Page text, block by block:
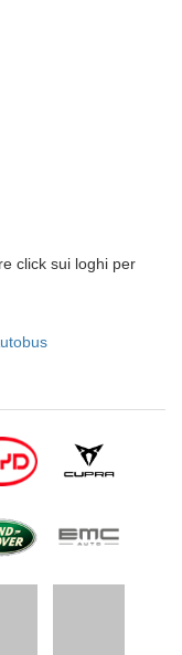
click sui loghi per